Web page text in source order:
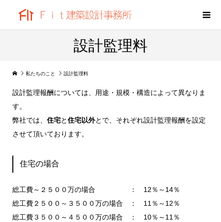
設計監理料
私たちのこと 設計監理料
設計監理報酬については、用途・規模・構造によって異なりま
す。
弊社では、 住宅と住宅以外とで、それぞれ設計監理報酬を設定
させて頂いております。
住宅の場合
総工費～２５００万の場合 ： 12％～14％
総工費２５００～３５００万の場合 ： 11％～12％
総工費３５００～４５００万の場合 ： 10％～11％